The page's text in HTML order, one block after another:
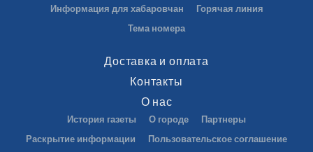
Информация для хабаровчан
Горячая линия
Тема номера
Доставка и оплата
Контакты
О нас
История газеты О городе
Партнеры
Раскрытие информации
Пользовательское соглашение